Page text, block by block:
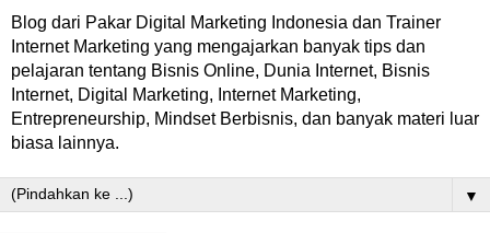
Blog dari Pakar Digital Marketing Indonesia dan Trainer
Internet Marketing yang mengajarkan banyak tips dan
pelajaran tentang Bisnis Online, Dunia Internet, Bisnis
Internet, Digital Marketing, Internet Marketing,
Entrepreneurship, Mindset Berbisnis, dan banyak materi luar
biasa lainnya.
▼